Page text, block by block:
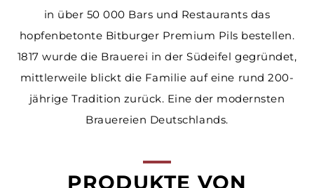
in über 50 000 Bars und Restaurants das
hopfenbetonte Bitburger Premium Pils bestellen.
1817 wurde die Brauerei in der Südeifel gegründet,
mittlerweile blickt die Familie auf eine rund 200-
jährige Tradition zurück. Eine der modernsten
Brauereien Deutschlands.
PRODUKTE VON